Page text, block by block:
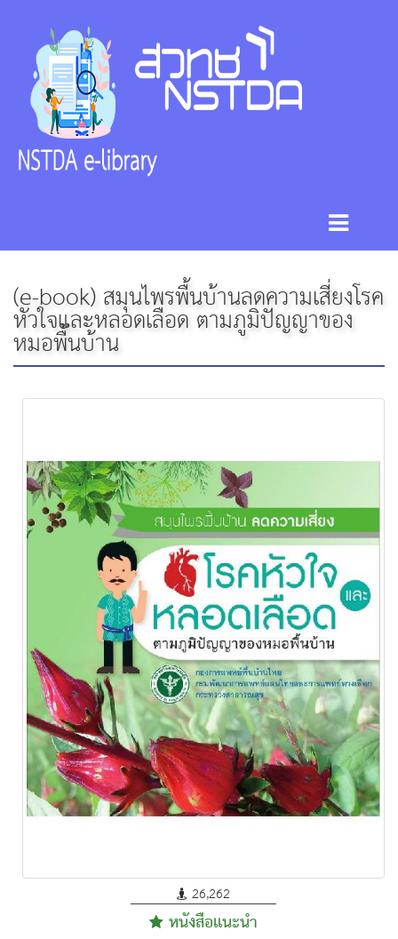
(e-book) สมุนไพรพื้นบ้านลดความเสี่ยงโรค
หัวใจและหลอดเลือด ตามภูมิปัญญาของ
หมอพื้นบ้าน
26,262
หนังสือแนะนำ